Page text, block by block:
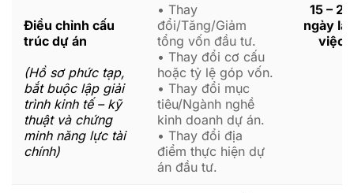
Điều chỉnh cấu
trúc dự án
(Hồ sơ phức tạp,
bắt buộc lập giải
trình kinh tế – kỹ
thuật và chứng
minh năng lực tài
chính)
• Thay
đổi/Tăng/Giảm
tổng vốn đầu tư.
• Thay đổi cơ cấu
hoặc tỷ lệ góp vốn.
• Thay đổi mục
tiêu/Ngành nghề
kinh doanh dự án.
• Thay đổi địa
điểm thực hiện dự
án đầu tư.
15 – 20
ngày
việc